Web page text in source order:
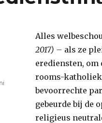
Alles
2017) – als ze
erediensten, om
rooms-
bevoorrechte
gebeurde bij de
religieus